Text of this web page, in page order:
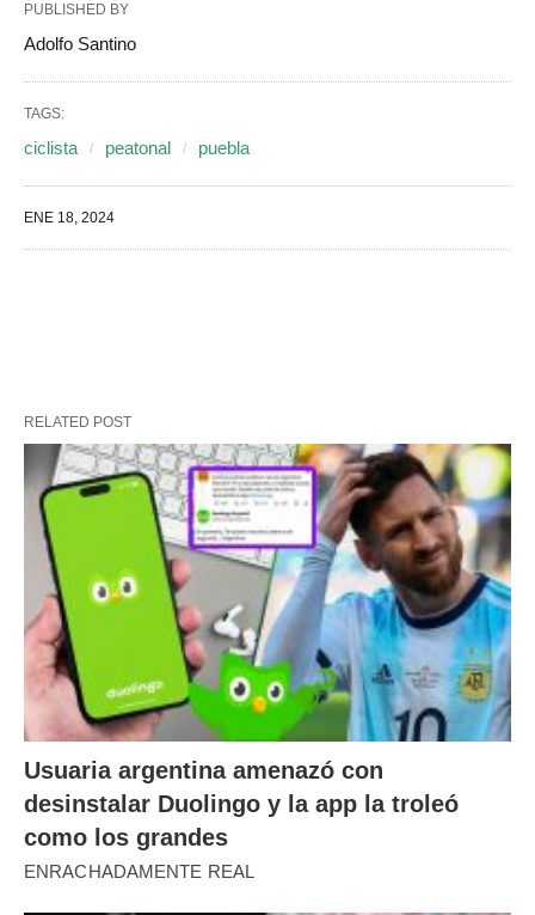
PUBLISHED BY
Adolfo Santino
TAGS:
ciclista peatonal puebla
ENE 18, 2024
RELATED POST
Usuaria argentina amenazó con
desinstalar Duolingo y la app la troleó
como los grandes
ENRACHADAMENTE REAL